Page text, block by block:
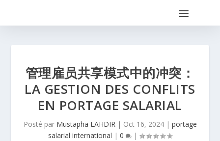
管理雇员共享模式中的冲突：
LA GESTION DES CONFLITS
EN PORTAGE SALARIAL
Posté par Mustapha LAHDIR| Oct 16, 2024| portage
salarial international | 0 |